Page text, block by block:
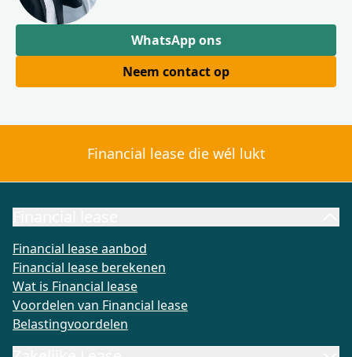
WhatsApp ons
Neem contact op
Financial lease die wél lukt
Financial lease aanbod
Financial lease berekenen
Wat is Financial lease
Voordelen van Financial lease
Belastingvoordelen